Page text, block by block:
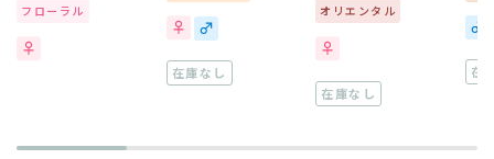
フローラル
在庫なし
オリエンタル
在庫なし
在